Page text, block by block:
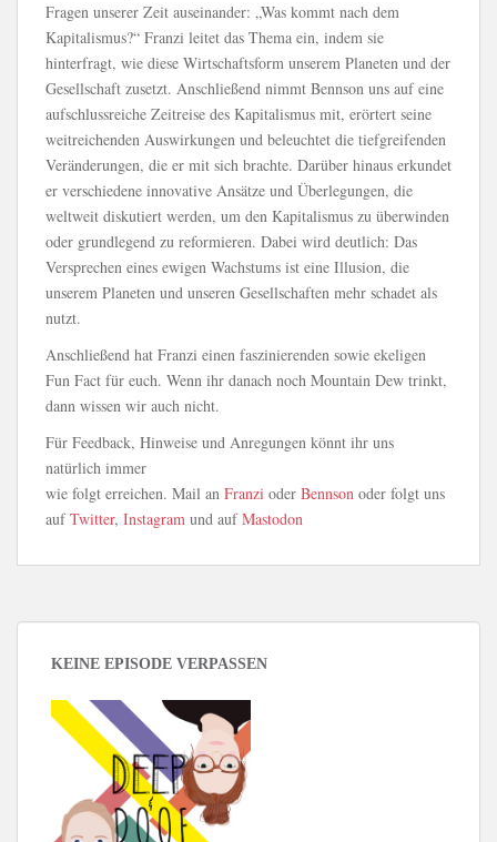
Fragen unserer Zeit auseinander: „Was kommt nach dem
Kapitalismus?“ Franzi leitet das Thema ein, indem sie
hinterfragt, wie diese Wirtschaftsform unserem Planeten und der
Gesellschaft zusetzt. Anschließend nimmt Bennson uns auf eine
aufschlussreiche Zeitreise des Kapitalismus mit, erörtert seine
weitreichenden Auswirkungen und beleuchtet die tiefgreifenden
Veränderungen, die er mit sich brachte. Darüber hinaus erkundet
er verschiedene innovative Ansätze und Überlegungen, die
weltweit diskutiert werden, um den Kapitalismus zu überwinden
oder grundlegend zu reformieren. Dabei wird deutlich: Das
Versprechen eines ewigen Wachstums ist eine Illusion, die
unserem Planeten und unseren Gesellschaften mehr schadet als
nutzt.
Anschließend hat Franzi einen faszinierenden sowie ekeligen
Fun Fact für euch. Wenn ihr danach noch Mountain Dew trinkt,
dann wissen wir auch nicht.
Für Feedback, Hinweise und Anregungen könnt ihr uns
natürlich immer
wie folgt erreichen. Mail an Franzi oder Bennson oder folgt uns
aufTwitter, Instagram und aufMastodon
KEINE EPISODE VERPASSEN